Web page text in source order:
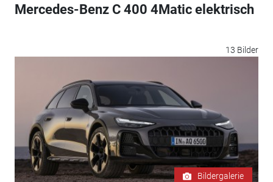
Mercedes-Benz C 400 4Matic elektrisch
13 Bilder
Bildergalerie